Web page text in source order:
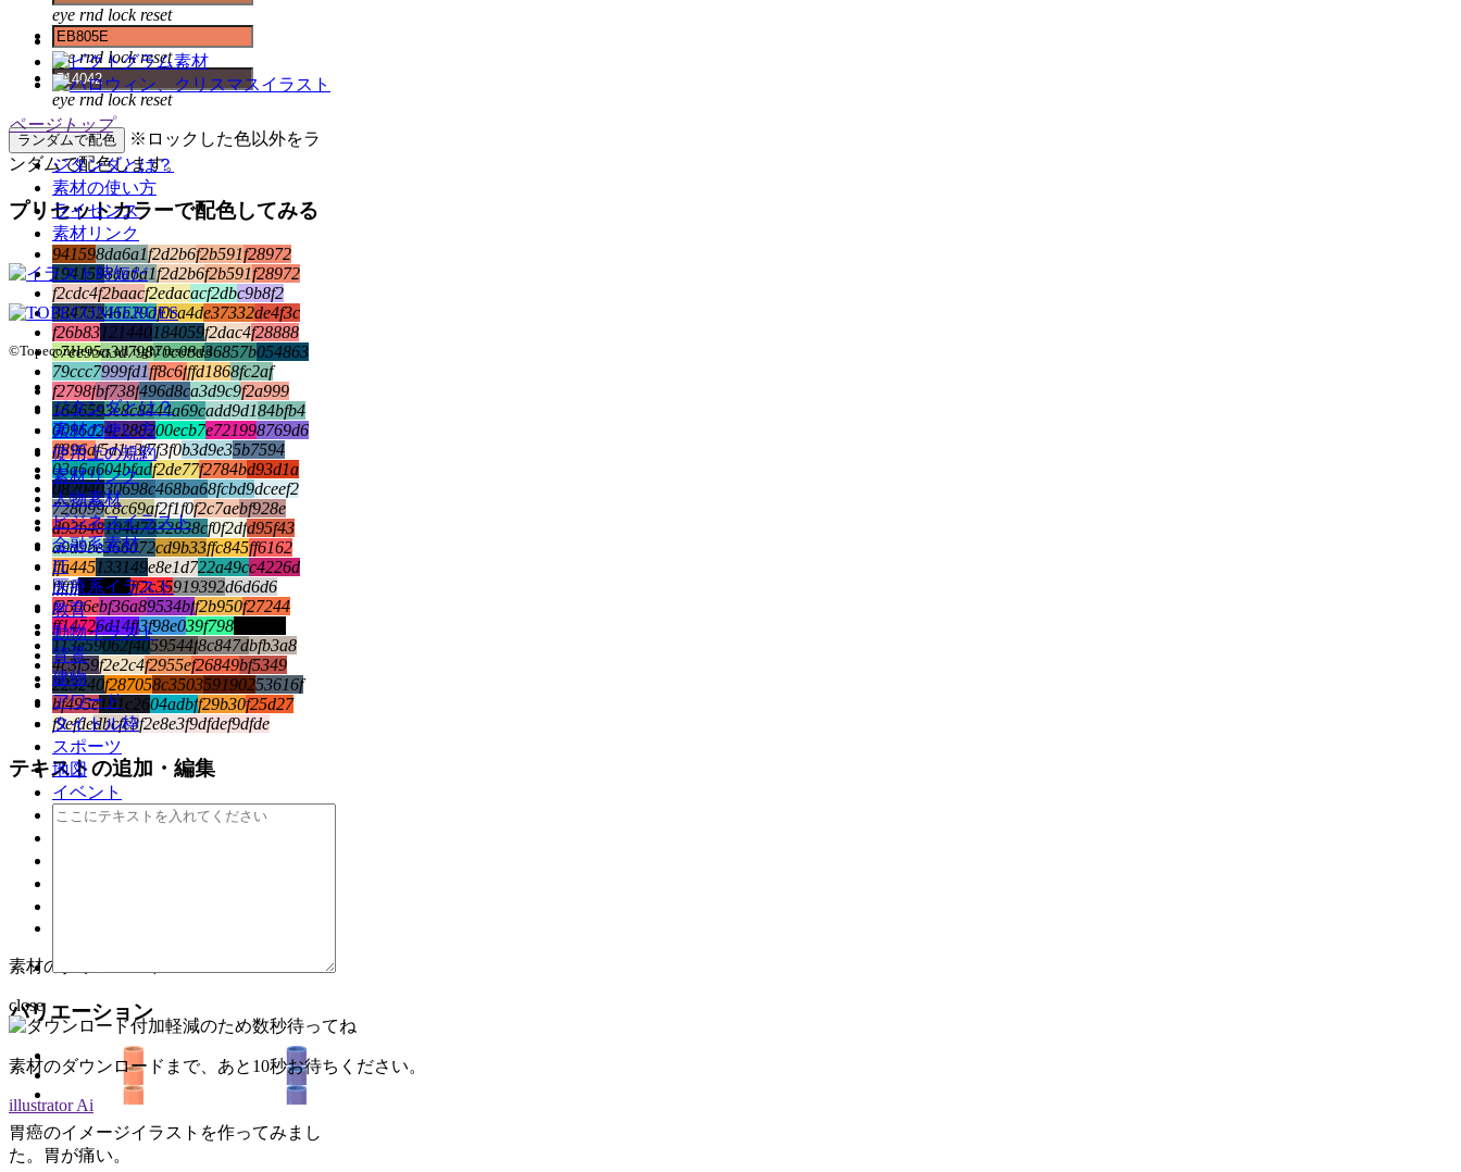
eye rnd lock reset
eye rnd lock reset
eye rnd lock reset
ランダムで配色
※ロックした色以外をラ
ンダムで配色します。
プリセットカラーで配色してみる
941598da6a1f2d2b6f2b591f28972
1941598da6a1f2d2b6f2b591f28972
f2cdc4f2baacf2edacacf2dbc9b8f2
33475246b29df0ca4de37332de4f3c
f26b83121440184059f2dac4f28888
c7ee95a3d79870c08d36857b054863
79ccc7999fd1ff8c6fffd1868fc2af
f2798fbf738f496d8ca3d9c9f2a999
1646593e8c8444a69cadd9d184bfb4
0096d24c288200ecb7e721998769d6
ff896af5d1c3f7f3f0b3d9e35b7594
03a6a604bfadf2de77f2784bd93d1a
08204030698c468ba68fcbd9dceef2
728099c8c69af2f1f0f2c7aebf928e
d93b48104d7332838cf0f2dfd95f43
a9d9be366072cd9b33ffc845ff6162
ffa445133149e8e1d722a49cc4226d
ffffff000000ff2c35919392d6d6d6
f2506ebf36a89534bff2b950f27244
ff14726d14ff3f98e039f798
113e59062f4059544f8c847dbfb3a8
4c3f59f2e2c4f2955ef26849bf5349
223240f287058c350359190253616f
bf495e191c2604adbff29b30f25d27
f9efdedbcfc3f2e8e3f9dfdef9dfde
テキストの追加・編集
バリエーション
胃癌のイメージイラストを作ってみまし
た。胃が痛い。
ページトップ
ジタンダとは？
素材の使い方
ライセンス
素材リンク
©TopeconHeroes all right reserved.
ジタンダとは？
素材の使い方
使用上の規約
素材リンク
人物素材
ビジネスイラスト
金融系素材
IT
医療系イラスト
教育
動物イラスト
背景
建物
アワード
タイトル枠
スポーツ
地図
イベント
アイコン
素材のダウンロード
close
素材のダウンロードまで、あと 10秒お待ちください。
illustrator Ai